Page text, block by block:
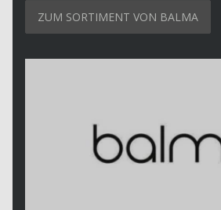
ZUM SORTIMENT VON BALMA